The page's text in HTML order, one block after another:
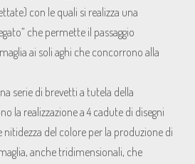
con le quali si realizza una
che permette il passaggio
ai soli aghi che concorrono alla
serie di brevetti a tutela della
la realizzazione a 4 cadute di disegni
nitidezza del colore per la produzione di
anche tridimensionali, che